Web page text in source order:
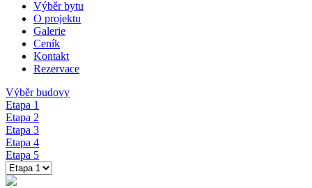
Výběr bytu
O projektu
Galerie
Ceník
Kontakt
Rezervace
Výběr budovy
Etapa 1
Etapa 2
Etapa 3
Etapa 4
Etapa 5